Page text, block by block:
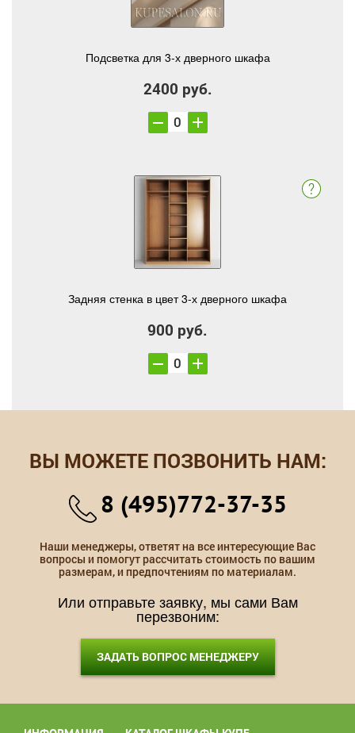
Подсветка для 3-х дверного шкафа
2400 руб.
Задняя стенка в цвет 3-х дверного шкафа
900 руб.
ВЫ МОЖЕТЕ ПОЗВОНИТЬ НАМ:
8 (495)772-37-35
Наши менеджеры, ответят на все интересующие Вас
вопросы и помогут рассчитать стоимость по вашим
размерам, и предпочтениям по материалам.
Или отправьте заявку, мы сами Вам
перезвоним:
ЗАДАТЬ ВОПРОС МЕНЕДЖЕРУ